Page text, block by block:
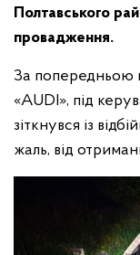
Полтавського
провадження.
За попередньою
«AUDI», під
зіткнувся із
жаль, від